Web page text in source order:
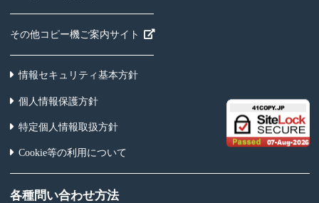
その他コピー機ご案内サイト
情報セキュリティ基本方針
個人情報保護方針
特定個人情報取扱方針
Cookie等の利用について
各種問い合わせ方法